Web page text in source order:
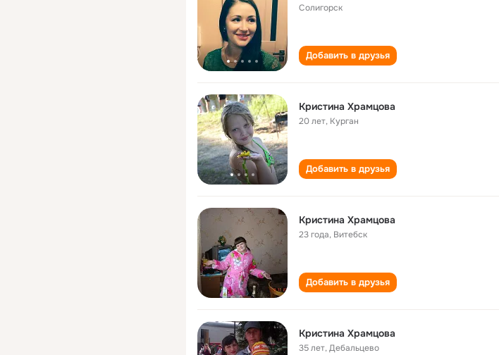
Солигорск
Добавить в друзья
Кристина Храмцова
20 лет, Курган
Добавить в друзья
Кристина Храмцова
23 года, Витебск
Добавить в друзья
Кристина Храмцова
35 лет,Дебальцево